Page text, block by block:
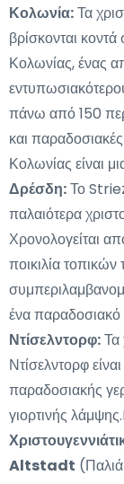
Κολωνία:Τα
βρίσκονται
Κολωνίας, ένας
πάνω από 150
και
Κολωνίας είναι
Δρέσδη:Το
παλαιότερα
Χρονολογείται
ποικιλία τοπικών
ένα παραδοσιακό
Ντίσελντορφ:Τα
Ντίσελντορφ
παραδοσιακής
γιορτινής
Altstadt